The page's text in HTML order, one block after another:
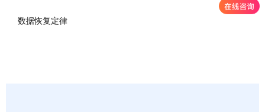
数据恢复定律